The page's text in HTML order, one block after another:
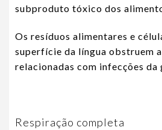
subproduto tóxico dos
Os resíduos alimentares e
superfície da língua obstruem
relacionadas com infecções da
Respiração completa